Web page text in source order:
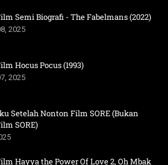
Semi Biografi - The Fabelmans (2022)
2025
Hocus Pocus (1993)
2025
Setelah Nonton Film SORE (Bukan
SORE)
Hayya the Power Of Love 2, Oh Mbak